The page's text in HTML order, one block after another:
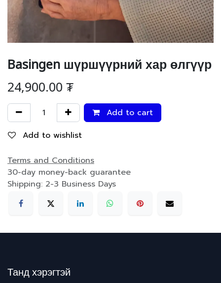
Basingen шүршүүрний хар өлгүүр
24,900.00₮
Add to cart
Add to wishlist
Terms and Conditions
30-day money-back guarantee
Shipping: 2-3 Business Days
Танд хэрэгтэй